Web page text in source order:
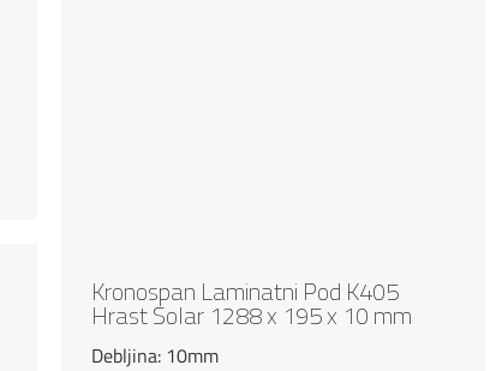
Kronospan Laminatni Pod K405
Hrast Solar 1288 x 195 x 10 mm
Debljina: 10mm